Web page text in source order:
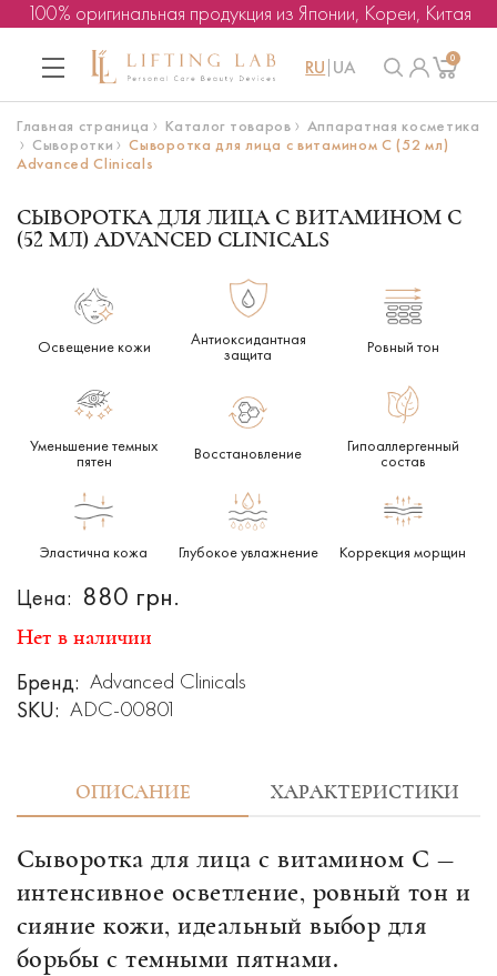
100% оригинальная продукция из Японии, Кореи, Китая
RU UA 0
Главная страница Каталог товаров
Аппаратная косметика
Сыворотки
Сыворотка для лица с витамином C (52 мл)
Advanced Clinicals
СЫВОРОТКА ДЛЯ ЛИЦА С ВИТАМИНОМ C
(52 МЛ) ADVANCED CLINICALS
Освещение кожи
Антиоксидантная
защита
Ровный тон
Уменьшение темных
пятен
Восстановление
Гипоаллергенный
состав
Эластична кожа Глубокое увлажнение Коррекция морщин
Цена: 880 грн.
Нет в наличии
Бренд: Advanced Clinicals
SKU: ADC-00801
ОПИСАНИЕ ХАРАКТЕРИСТИКИ
Сыворотка для лица с витамином C —
интенсивное осветление, ровный тон и
сияние кожи, идеальный выбор для
борьбы с темными пятнами.